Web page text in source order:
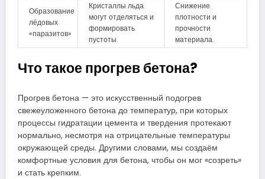
Образование
лёдовых
«паразитов»
Кристаллы льда
могут отделяться и
формировать
пустоты.
Снижение
плотности и
прочности
материала.
Что такое прогрев бетона?
Прогрев бетона — это искусственный подогрев
свежеуложенного бетона до температур, при которых
процессы гидратации цемента и твердения протекают
нормально, несмотря на отрицательные температуры
окружающей среды. Другими словами, мы создаём
комфортные условия для бетона, чтобы он мог «созреть»
и стать крепким.